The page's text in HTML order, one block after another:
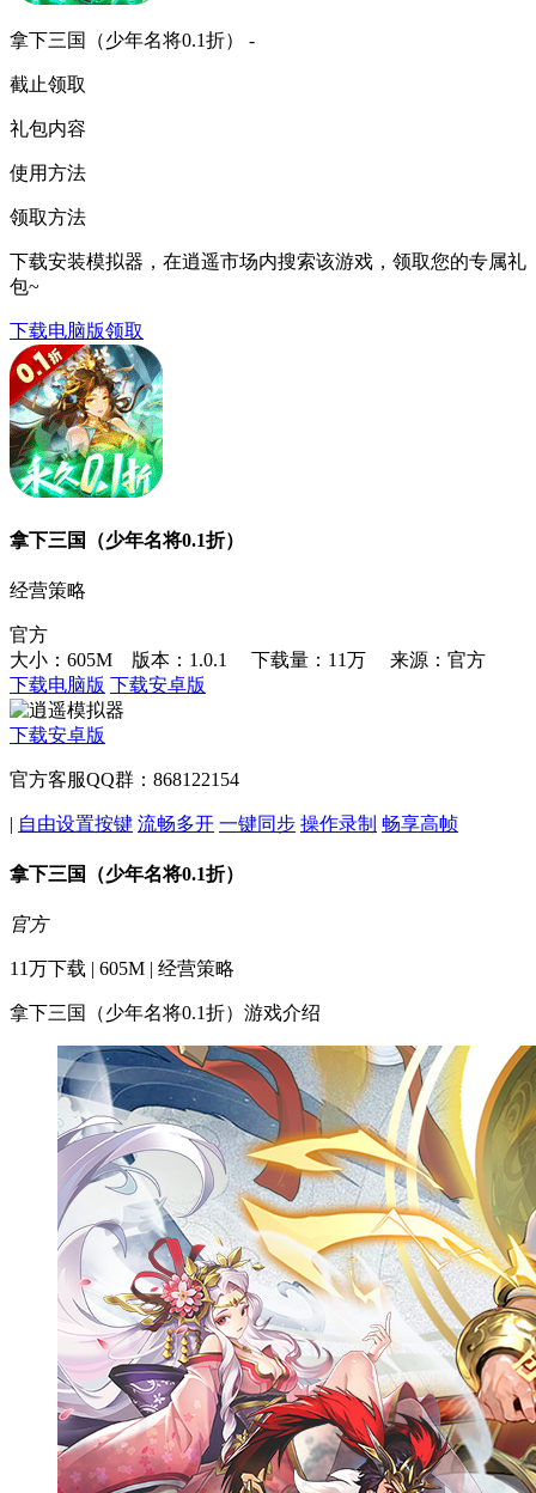
拿下三国（少年名将0.1折） -
截止领取
礼包内容
使用方法
领取方法
下载安装模拟器，在逍遥市场内搜索该游戏，领取您的专属礼
包~
下载电脑版领取
拿下三国（少年名将0.1折）
经营策略
官方
大小：605M 版本：1.0.1
下载量：11万
来源：官方
下载电脑版 下载安卓版
下载安卓版
官方客服QQ群：868122154
| 自由设置按键 流畅多开 一键同步 操作录制 畅享高帧
拿下三国（少年名将0.1折）
官方
11万下载 | 605M | 经营策略
拿下三国（少年名将0.1折）游戏介绍